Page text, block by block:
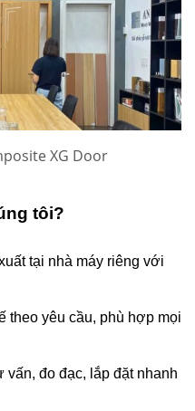
XG Door
tôi?
tại nhà máy riêng với
theo yêu cầu, phù hợp mọi
vấn, đo đạc, lắp đặt nhanh